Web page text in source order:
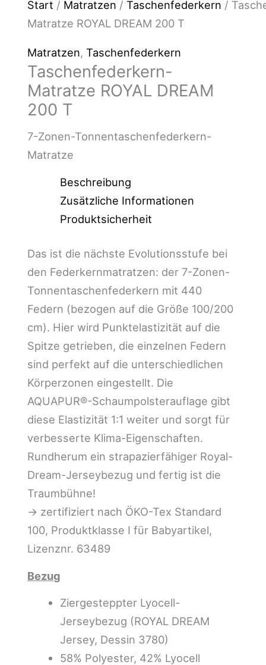
Start / Matratzen /Taschenfederkern /
Matratze ROYAL DREAM 200 T
Matratzen,Taschenfederkern
Taschenfederkern-
Matratze ROYAL DREAM
200 T
7-Zonen-Tonnentaschenfederkern-
Matratze
Beschreibung
Zusätzliche Informationen
Produktsicherheit
Das ist die nächste Evolutionsstufe bei
den Federkernmatratzen: der 7-Zonen-
Tonnentaschenfederkern mit 440
Federn (bezogen auf die Größe 100/200
cm). Hier wird Punktelastizität auf die
Spitze getrieben, die einzelnen Federn
sind perfekt auf die unterschiedlichen
Körperzonen eingestellt. Die
AQUAPUR®-Schaumpolsterauflage gibt
diese Elastizität 1:1 weiter und sorgt für
verbesserte Klima-Eigenschaften.
Rundherum ein strapazierfähiger Royal-
Dream-Jerseybezug und fertig ist die
Traumbühne!
-> zertifiziert nach ÖKO-Tex Standard
100, Produktklasse I für Babyartikel,
Lizenznr. 63489
Bezug
Ziergesteppter Lyocell-
Jerseybezug (ROYAL DREAM
Jersey, Dessin 3780)
58% Polyester, 42% Lyocell